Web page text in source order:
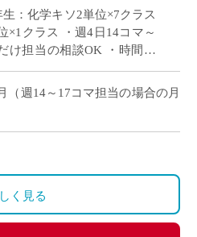
：化学キソ2単位×7クラス
×1クラス ・週4日14コマ～
け担当の相談OK ・時間割
[…]
（週14～17コマ担当の場合の月
始の場合は、日割計算になり
く見る